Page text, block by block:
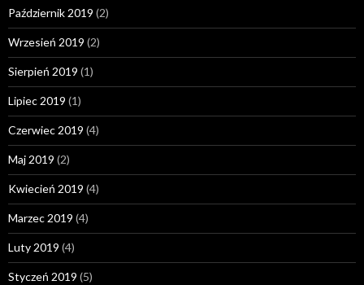
Październik 2019 (2)
Wrzesień 2019 (2)
Sierpień 2019 (1)
Lipiec 2019 (1)
Czerwiec 2019 (4)
Maj 2019 (2)
Kwiecień 2019 (4)
Marzec 2019 (4)
Luty 2019 (4)
Styczeń 2019 (5)